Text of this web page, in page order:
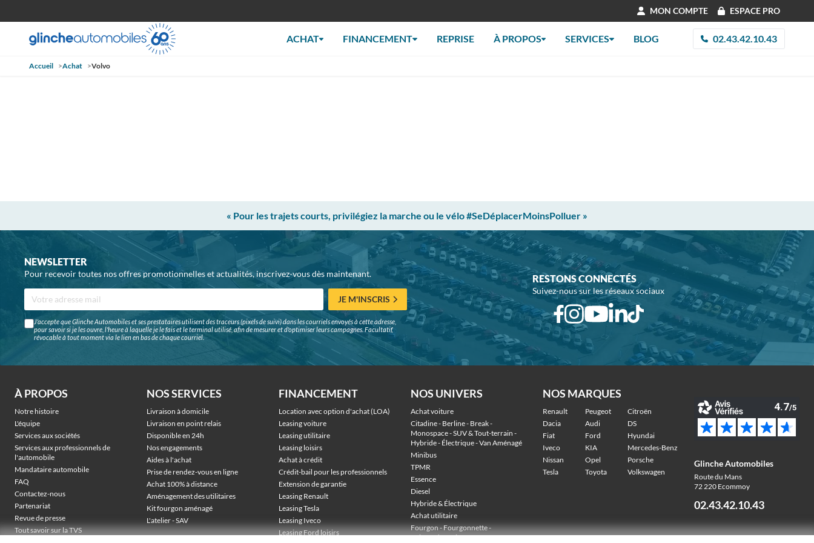
MON COMPTE ESPACE PRO
ACHAT FINANCEMENT REPRISE À PROPOS SERVICES BLOG 02.43.42.10.43
Accueil >Achat >Volvo
« Pour les trajets courts, privilégiez la marche ou le vélo #SeDéplacerMoinsPolluer »
NEWSLETTER
Pour recevoir toutes nos offres promotionnelles et actualités, inscrivez-vous dès maintenant.
JE M'INSCRIS
J'accepte que Glinche Automobiles et ses prestataires utilisent des traceurs (pixels de suivi) dans les courriels envoyés à cette adresse,
pour savoir si je les ouvre, l'heure à laquelle je le fais et le terminal utilisé, afin de mesurer et d'optimiser leurs campagnes. Facultatif,
révocable à tout moment via le lien en bas de chaque courriel.
RESTONS CONNECTÉS
Suivez-nous sur les réseaux sociaux
À PROPOS
Notre histoire
L'équipe
Services aux sociétés
Services aux professionnels de
l'automobile
Mandataire automobile
FAQ
Contactez-nous
Partenariat
Revue de presse
Tout savoir sur la TVS
NOS SERVICES
Livraison à domicile
Livraison en point relais
Disponible en 24h
Nos engagements
Aides à l'achat
Prise de rendez-vous en ligne
Achat 100% à distance
Aménagement des utilitaires
Kit fourgon aménagé
L'atelier - SAV
FINANCEMENT
Location avec option d'achat (LOA)
Leasing voiture
Leasing utilitaire
Leasing loisirs
Achat à crédit
Crédit-bail pour les professionnels
Extension de garantie
Leasing Renault
Leasing Tesla
Leasing Iveco
Leasing Ford loisirs
NOS UNIVERS
Achat voiture
Citadine - Berline - Break -
Monospace - SUV & Tout-terrain -
Hybride - Électrique - Van Aménagé
Minibus
TPMR
Essence
Diesel
Hybride & Électrique
Achat utilitaire
Fourgon - Fourgonnette -
Voiture de société -
NOS MARQUES
Renault Peugeot
Citroën
Dacia
Audi
DS
Fiat
Ford
Hyundai
Iveco
KIA
Mercedes-Benz
Nissan
Opel
Porsche
Tesla
Toyota Volkswagen
Glinche Automobiles
Route du Mans
72 220 Ecommoy
02.43.42.10.43